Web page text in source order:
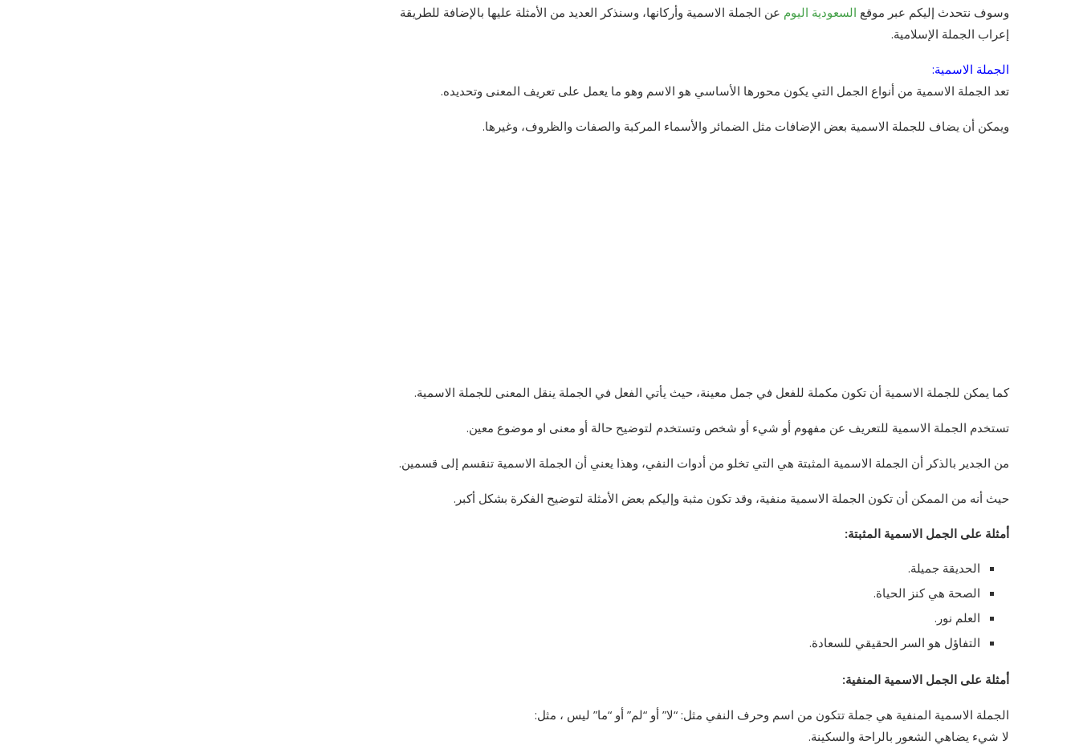
وسوف نتحدث إليكم عبر موقع السعودية اليوم عن الجملة الاسمية وأركانها، وسنذكر العديد من الأمثلة عليها بالإضافة للطريقة
إعراب الجملة الإسلامية.
الجملة الاسمية:
تعد الجملة الاسمية من أنواع الجمل التي يكون محورها الأساسي هو الاسم وهو ما يعمل على تعريف المعنى وتحديده.
ويمكن أن يضاف للجملة الاسمية بعض الإضافات مثل الضمائر والأسماء المركبة والصفات والظروف، وغيرها.
كما يمكن للجملة الاسمية أن تكون مكملة للفعل في جمل معينة، حيث يأتي الفعل في الجملة ينقل المعنى للجملة الاسمية.
تستخدم الجملة الاسمية للتعريف عن مفهوم أو شيء أو شخص وتستخدم لتوضيح حالة أو معنى او موضوع معين.
من الجدير بالذكر أن الجملة الاسمية المثبتة هي التي تخلو من أدوات النفي، وهذا يعني أن الجملة الاسمية تنقسم إلى قسمين.
حيث أنه من الممكن أن تكون الجملة الاسمية منفية، وقد تكون مثبة وإليكم بعض الأمثلة لتوضيح الفكرة بشكل أكبر.
أمثلة على الجمل الاسمية المثبتة:
الحديقة جميلة.
الصحة هي كنز الحياة.
العلم نور.
التفاؤل هو السر الحقيقي للسعادة.
أمثلة على الجمل الاسمية المنفية:
الجملة الاسمية المنفية هي جملة تتكون من اسم وحرف النفي مثل: “لا” أو “لم” أو “ما” ليس ، مثل:
لا شيء يضاهي الشعور بالراحة والسكينة.